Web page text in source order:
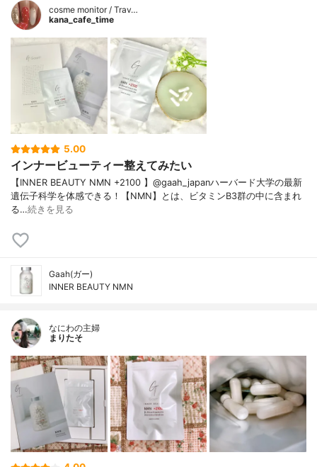
cosme monitor / Trav…
kana_cafe_time
5.00
インナービューティー整えてみたい
【INNER BEAUTY NMN +2100 】@gaah_japanハーバード大学の最新
遺伝子科学を体感できる！【NMN】とは、ビタミンB3群の中に含まれ
る…続きを見る
Gaah(ガー)
INNER BEAUTY NMN
なにわの主婦
まりたそ